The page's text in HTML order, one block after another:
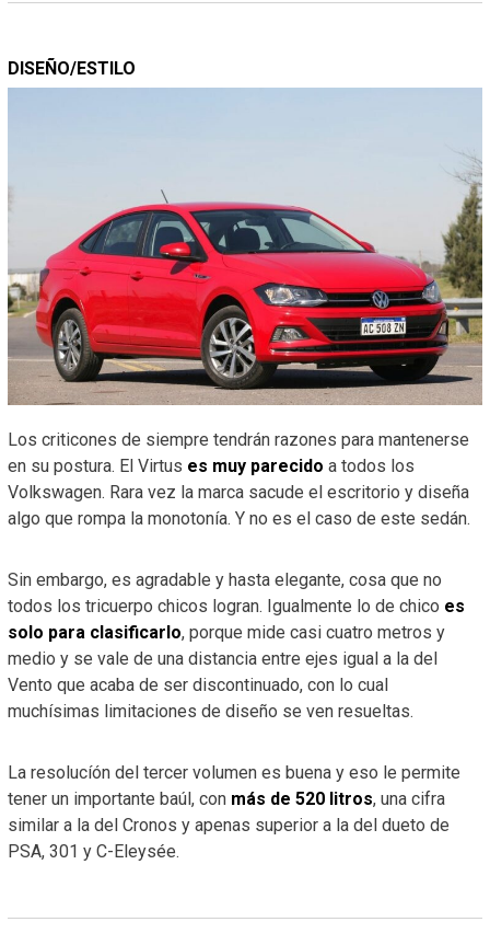
DISEÑO/ESTILO
Los criticones de siempre tendrán razones para mantenerse
en su postura. El Virtus es muy parecido a todos los
Volkswagen. Rara vez la marca sacude el escritorio y diseña
algo que rompa la monotonía. Y no es el caso de este sedán.
Sin embargo, es agradable y hasta elegante, cosa que no
todos los tricuerpo chicos logran. Igualmente lo de chico es
solo para clasificarlo, porque mide casi cuatro metros y
medio y se vale de una distancia entre ejes igual a la del
Vento que acaba de ser discontinuado, con lo cual
muchísimas limitaciones de diseño se ven resueltas.
La resolucíón del tercer volumen es buena y eso le permite
tener un importante baúl, con más de 520 litros, una cifra
similar a la del Cronos y apenas superior a la del dueto de
PSA, 301 y C-Eleysée.